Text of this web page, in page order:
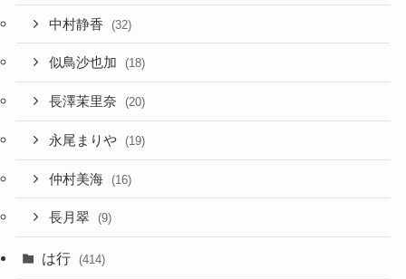
中村静香 (32)
似鳥沙也加 (18)
長澤茉里奈 (20)
永尾まりや (19)
仲村美海 (16)
長月翠 (9)
は行 (414)